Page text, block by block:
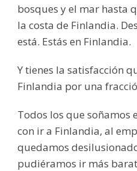
bosques y el mar hasta
la costa de Finlandia.
está. Estás en Finlandia.
Y tienes la satisfacción
Finlandia por una
Todos los que soñamos
con ir a Finlandia, al
quedamos
pudiéramos ir más